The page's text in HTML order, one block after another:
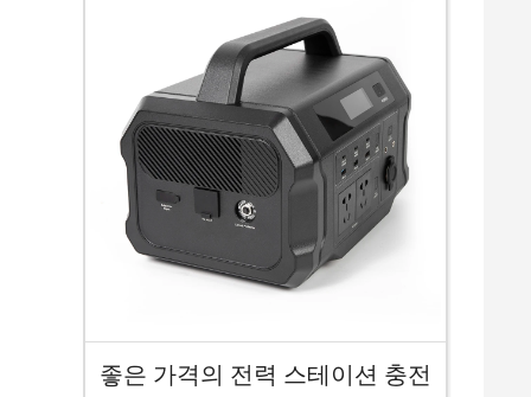
좋은 가격의 전력 스테이션 충전